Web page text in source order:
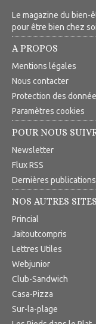
Le magazine du bien-
pour être bien chez
A PROPOS
Mentions légales
Nous contacter
Protection des
Paramètres cookies
POUR NOUS
Newsletter
Flux RSS
Dernières publications
NOS AUTRES SITES
Princial
Jaitoutcompris
Lettres Utiles
Webjunior
Club-Sandwich
Casa-Pizza
Sur-la-plage